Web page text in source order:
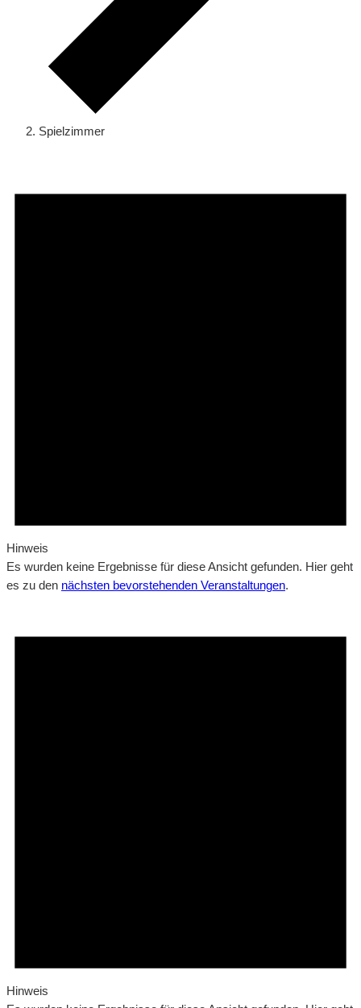
Spielzimmer
Hinweis
Es wurden keine Ergebnisse für diese Ansicht gefunden. Hier geht
es zu den nächsten bevorstehenden Veranstaltungen.
Hinweis